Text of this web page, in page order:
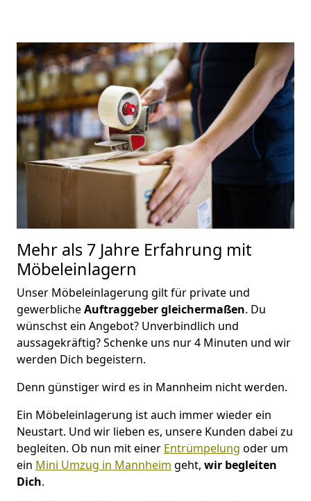
Mehr als 7 Jahre Erfahrung mit
Möbeleinlagern
Unser Möbeleinlagerung gilt für private und
gewerblicheAuftraggeber gleichermaßen. Du
wünschst ein Angebot? Unverbindlich und
aussagekräftig? Schenke uns nur 4 Minuten und wir
werden Dich begeistern.
Denn günstiger wird es in Mannheim nicht werden.
Ein Möbeleinlagerung ist auch immer wieder ein
Neustart. Und wir lieben es, unsere Kunden dabei zu
begleiten. Ob nun mit einer Entrümpelung oder um
ein Mini Umzug in Mannheim geht, wir begleiten
Dich.